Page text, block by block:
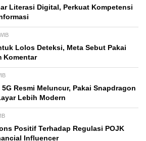
Literasi Digital, Perkuat Kompetensi
Lolos Deteksi, Meta Sebut Pakai
Komentar
Resmi Meluncur, Pakai Snapdragon
Lebih Modern
Positif Terhadap Regulasi POJK
Influencer